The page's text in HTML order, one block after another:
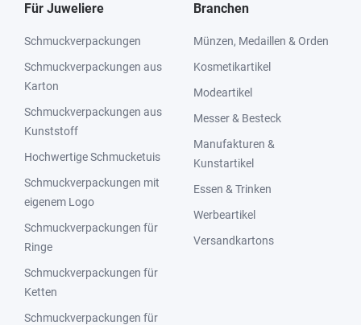
Für Juweliere
Schmuckverpackungen
Schmuckverpackungen aus
Karton
Schmuckverpackungen aus
Kunststoff
Hochwertige Schmucketuis
Schmuckverpackungen mit
eigenem Logo
Schmuckverpackungen für
Ringe
Schmuckverpackungen für
Ketten
Schmuckverpackungen für
Branchen
Münzen, Medaillen & Orden
Kosmetikartikel
Modeartikel
Messer & Besteck
Manufakturen &
Kunstartikel
Essen & Trinken
Werbeartikel
Versandkartons